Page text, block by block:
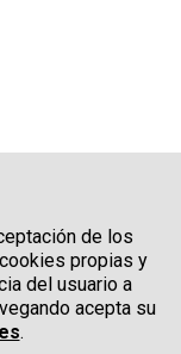
de los
propias y
del usuario a
acepta su
.